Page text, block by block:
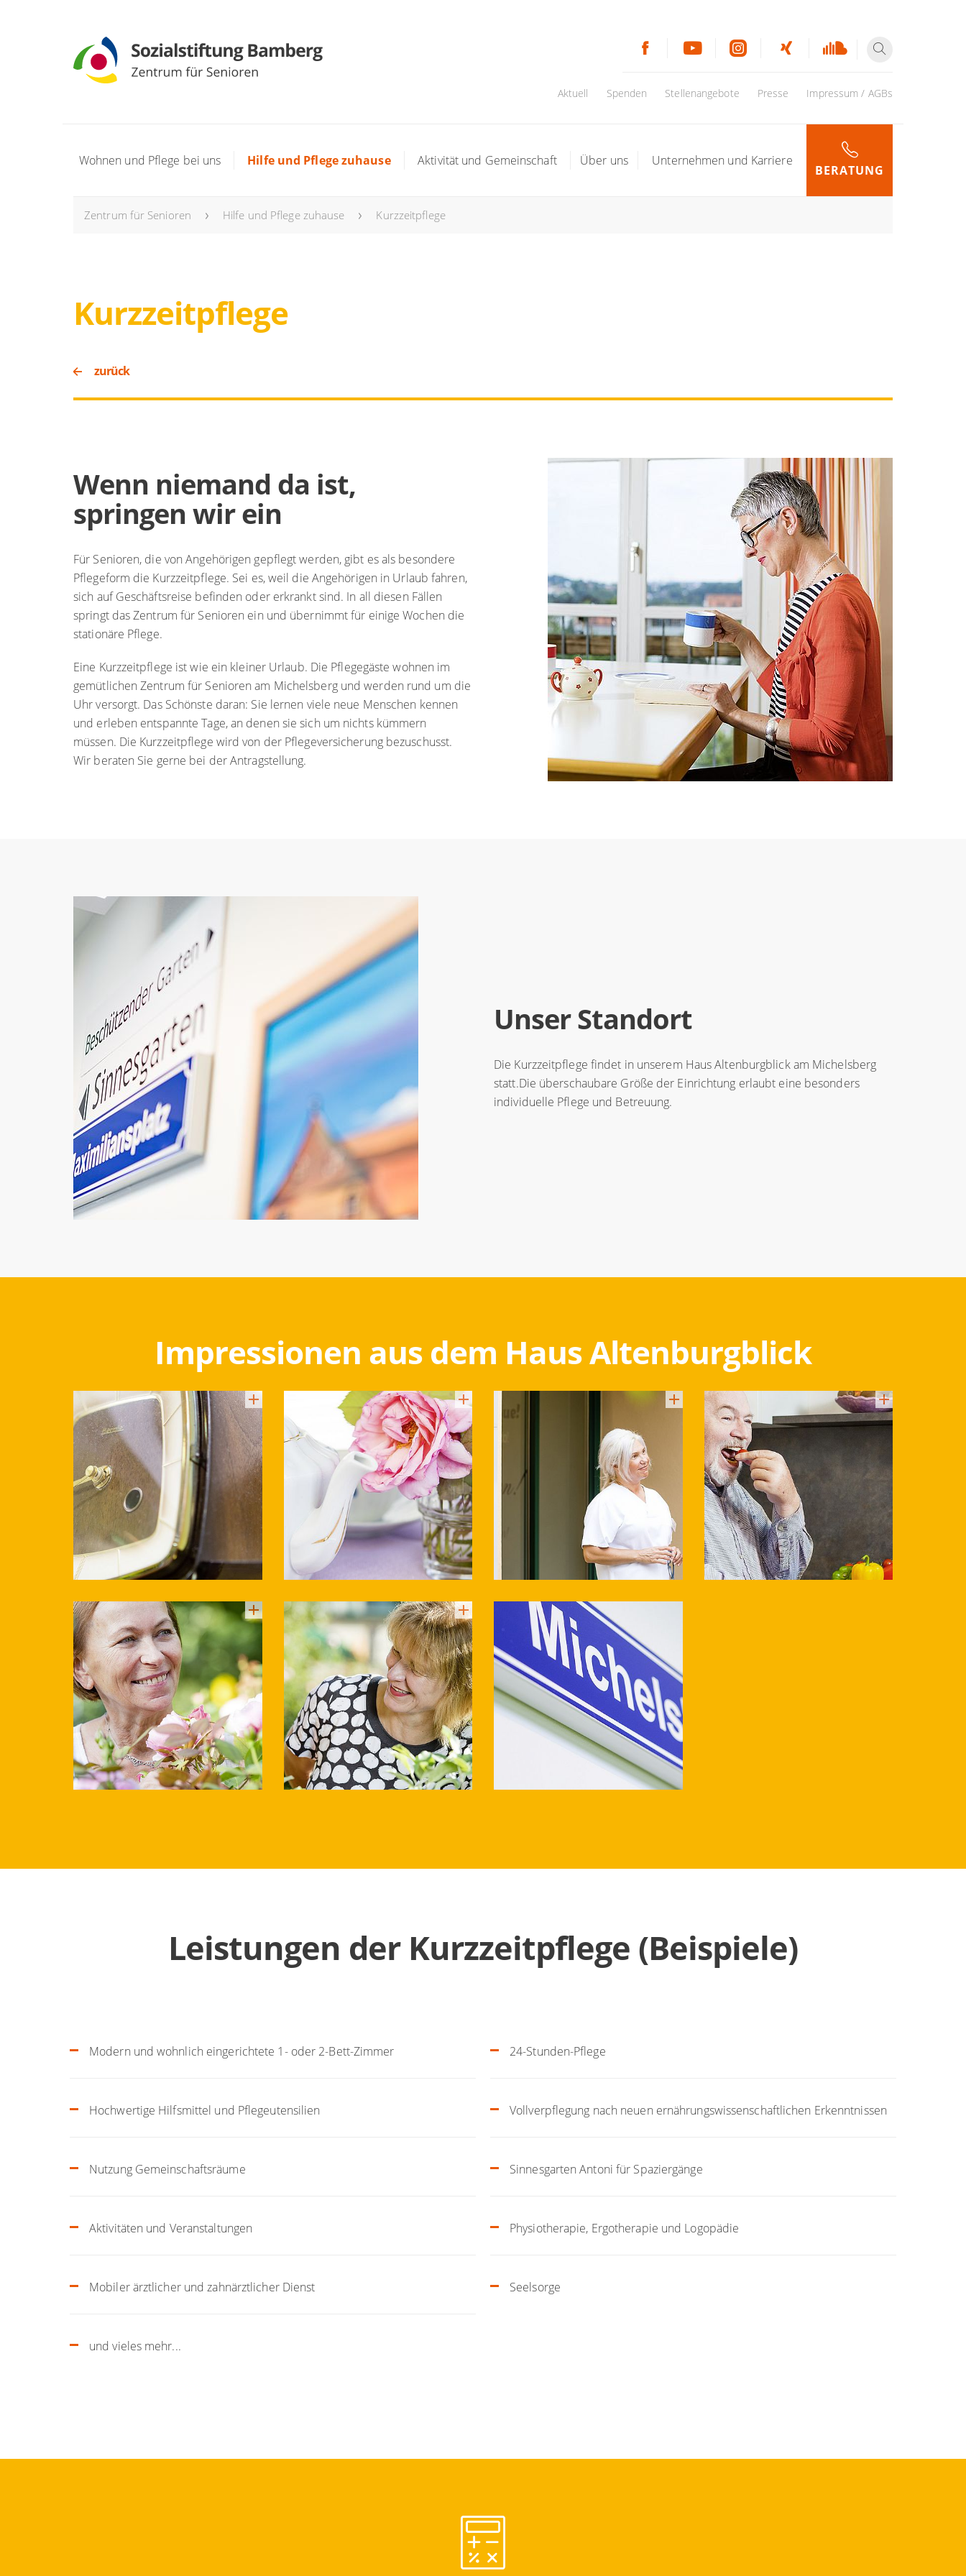
Aktuell Spenden Stellenangebote Presse Impressum / AGBs
Wohnen und Pflege bei uns Hilfe und Pflege zuhause Aktivität und Gemeinschaft Über uns Unternehmen und Karriere
BERATUNG
Zentrum für Senioren Hilfe und Pflege zuhause Kurzzeitpflege
Kurzzeitpflege
zurück
Wenn niemand da ist,
springen wir ein
Für Senioren, die von Angehörigen gepflegt werden, gibt es als besondere
Pflegeform die Kurzzeitpflege. Sei es, weil die Angehörigen in Urlaub fahren,
sich auf Geschäftsreise befinden oder erkrankt sind. In all diesen Fällen
springt das Zentrum für Senioren ein und übernimmt für einige Wochen die
stationäre Pflege.
Eine Kurzzeitpflege ist wie ein kleiner Urlaub. Die Pflegegäste wohnen im
gemütlichen Zentrum für Senioren am Michelsberg und werden rund um die
Uhr versorgt. Das Schönste daran: Sie lernen viele neue Menschen kennen
und erleben entspannte Tage, an denen sie sich um nichts kümmern
müssen. Die Kurzzeitpflege wird von der Pflegeversicherung bezuschusst.
Wir beraten Sie gerne bei der Antragstellung.
Unser Standort
Die Kurzzeitpflege findet in unserem Haus Altenburgblick am Michelsberg
statt.Die überschaubare Größe der Einrichtung erlaubt eine besonders
individuelle Pflege und Betreuung.
Impressionen aus dem Haus Altenburgblick
Leistungen der Kurzzeitpflege (Beispiele)
Modern und wohnlich eingerichtete 1- oder 2-Bett-Zimmer
Hochwertige Hilfsmittel und Pflegeutensilien
Nutzung Gemeinschaftsräume
Aktivitäten und Veranstaltungen
Mobiler ärztlicher und zahnärztlicher Dienst
und vieles mehr...
24-Stunden-Pflege
Vollverpflegung nach neuen ernährungswissenschaftlichen Erkenntnissen
Sinnesgarten Antoni für Spaziergänge
Physiotherapie, Ergotherapie und Logopädie
Seelsorge